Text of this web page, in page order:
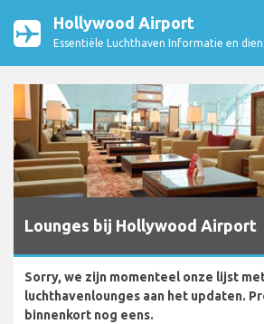
Hollywood Airport
Essentiële Luchthaven Informatie en
Lounges bij Hollywood Airport
Sorry, we zijn momenteel onze lijst
luchthavenlounges aan het updaten.
binnenkort nog eens.